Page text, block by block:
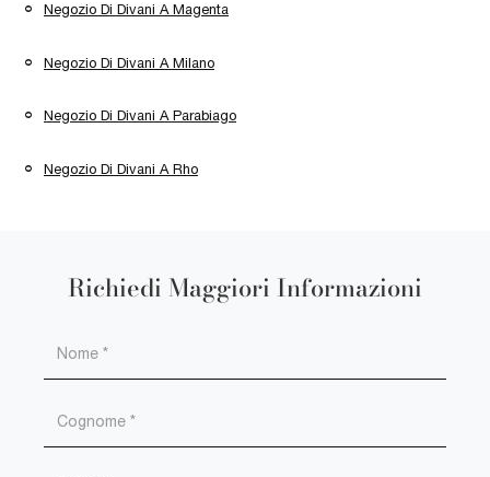
Negozio Di Divani A Magenta
Negozio Di Divani A Milano
Negozio Di Divani A Parabiago
Negozio Di Divani A Rho
Richiedi Maggiori Informazioni